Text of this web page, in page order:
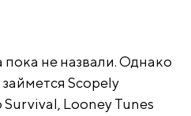
не назвали. Однако
займется Scopely
Looney Tunes